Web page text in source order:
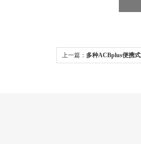
上一篇： 多种ACBplus便携